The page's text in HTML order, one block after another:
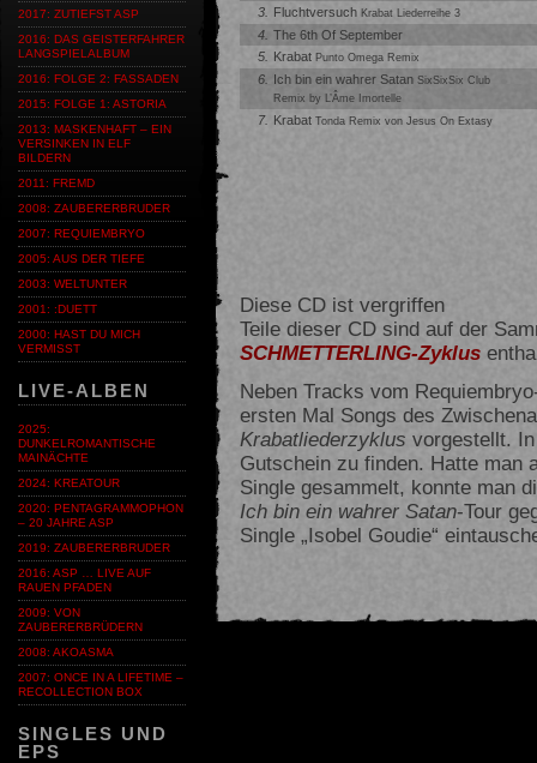
2017: ZUTIEFST ASP
2016: DAS GEISTERFAHRER
LANGSPIELALBUM
2016: FOLGE 2: FASSADEN
2015: FOLGE 1: ASTORIA
2013: MASKENHAFT – EIN
VERSINKEN IN ELF
BILDERN
2011: FREMD
2008: ZAUBERERBRUDER
2007: REQUIEMBRYO
2005: AUS DER TIEFE
2003: WELTUNTER
2001: :DUETT
2000: HAST DU MICH
VERMISST
LIVE-ALBEN
2025:
DUNKELROMANTISCHE
MAINÄCHTE
2024: KREATOUR
2020: PENTAGRAMMOPHON
– 20 JAHRE ASP
2019: ZAUBERERBRUDER
2016: ASP … LIVE AUF
RAUEN PFADEN
2009: VON
ZAUBERERBRÜDERN
2008: AKOASMA
2007: ONCE IN A LIFETIME –
RECOLLECTION BOX
SINGLES UND
EPS
3. Fluchtversuch Krabat Liederreihe 3
4. The 6th Of September
5.
Krabat Punto Omega Remix
6. Ich bin ein wahrer Satan SixSixSix Club
Remix by L’Âme Imortelle
7. Krabat Tonda Remix von Jesus On Extasy
Diese CD ist vergriffen
Teile dieser CD sind auf der
SCHMETTERLING-Zyklus
Neben Tracks vom
ersten Mal Songs des
Krabatliederzyklus vorgestellt.
Gutschein zu finden. Hatte man
Single gesammelt, konnte man
Ich bin ein wahrer Satan-Tour
Single „Isobel Goudie“